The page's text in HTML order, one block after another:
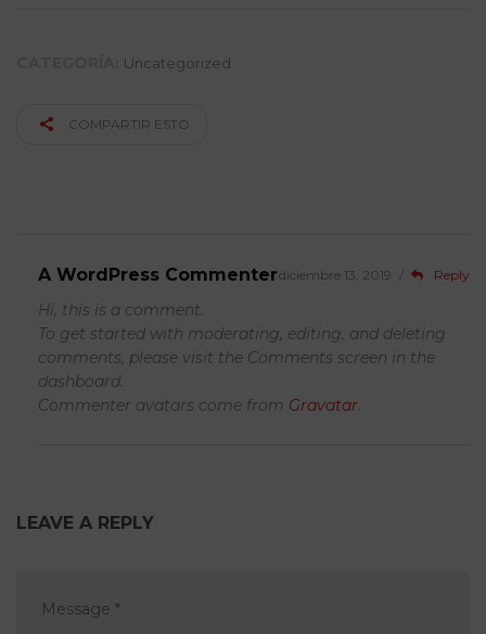
Uncategorized
COMPARTIR ESTO
A WordPress Commenterdiciembre 13, 2019 / Reply
Hi, this is a comment.
To get started with moderating, editing, and deleting
comments, please visit the Comments screen in the
dashboard.
Commenter avatars come from Gravatar.
LEAVE A REPLY